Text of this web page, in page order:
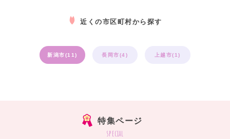
近くの市区町村から探す
新潟市(11) 長岡市(4) 上越市(1)
特集ページ
special